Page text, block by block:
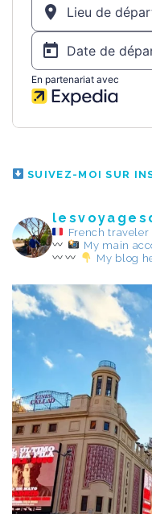
SUIVEZ-MOI SUR
French
My main
My blog